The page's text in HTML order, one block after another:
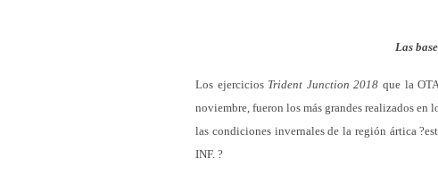
Las
Los ejercicios Trident Junction 2018 que la
noviembre, fueron los más grandes realizados en
las condiciones invernales de la región ártica
INF. ?